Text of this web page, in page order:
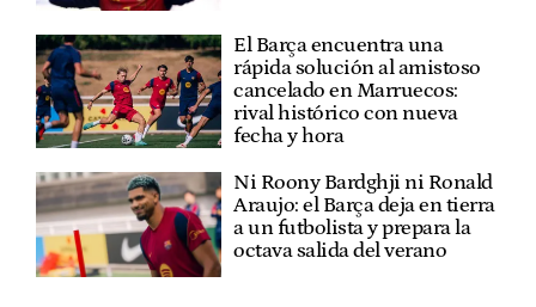
El Barça encuentra una
rápida solución al amistoso
cancelado en Marruecos:
rival histórico con nueva
fecha y hora
Ni Roony Bardghji ni Ronald
Araujo: el Barça deja en tierra
a un futbolista y prepara la
octava salida del verano